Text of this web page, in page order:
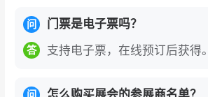
问 门票是电子票吗？
答 支持电子票，在线预订后获得。
问